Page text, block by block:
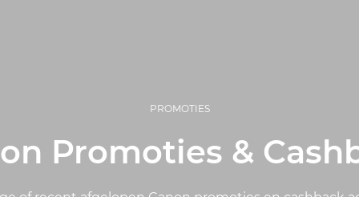
PROMOTIES
Promoties &